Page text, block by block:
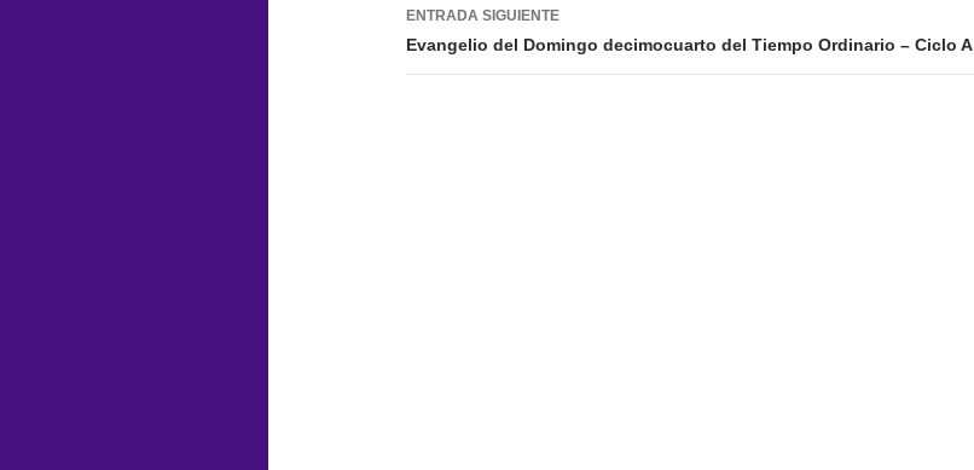
ENTRADA SIGUIENTE
Evangelio del Domingo decimocuarto del Tiempo Ordinario – Ciclo A